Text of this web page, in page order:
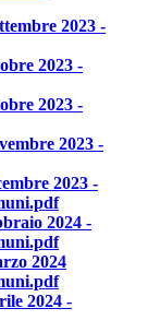
2023 -
2023 -
2023 -
2023 -
2023 -
2024 -
2024
2024 -